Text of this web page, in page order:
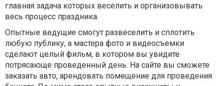
главная задача которых веселить и организовывать
весь процесс праздника.
Опытные ведущие смогут развеселить и сплотить
любую публику, а мастера фото и видеосъемки
сделают целый фильм, в котором вы увидите
потрясающе проведенный день. На сайте вы сможете
заказать авто, арендовать помещение для проведения